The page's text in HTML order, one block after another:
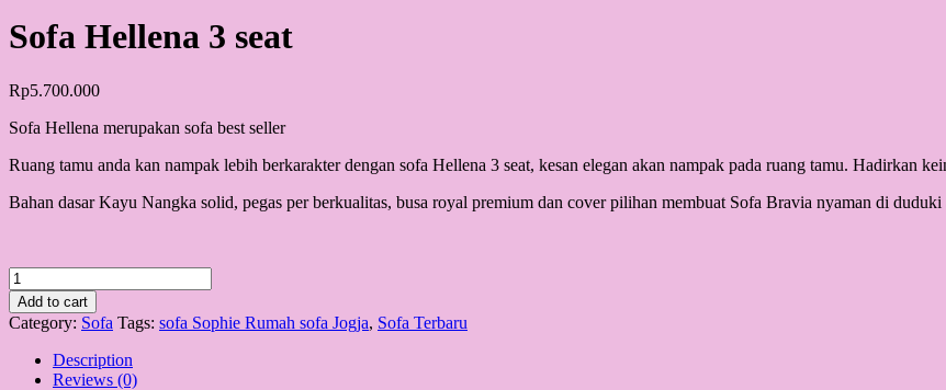
Sofa Hellena 3 seat
Rp5.700.000
Sofa Hellena merupakan sofa best seller
Ruang tamu anda kan nampak lebih berkarakter dengan sofa Hellena 3 seat, kesan elegan akan nampak pada ruang tamu. Hadirkan
Bahan dasar Kayu Nangka solid, pegas per berkualitas, busa royal premium dan cover pilihan membuat Sofa Bravia nyaman di
Sofa
Hellena
3
seat
quantity
Add to cart
Category: Sofa Tags: sofa Sophie Rumah sofa Jogja, Sofa Terbaru
Description
Reviews (0)